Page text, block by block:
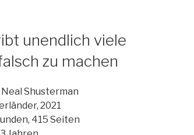
unendlich viele
zu machen
Shusterman
2021
415 Seiten